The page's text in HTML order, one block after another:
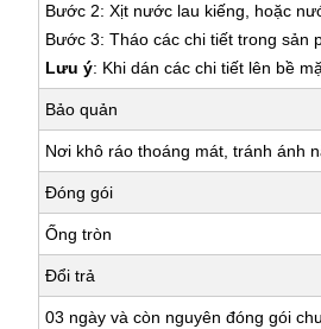
Bước 2: Xịt nước lau kiếng, hoặc
Bước 3: Tháo các chi tiết trong sản
Lưu ý: Khi dán các chi tiết lên bề
Bảo quản
Nơi khô ráo thoáng mát, tránh ánh
Đóng gói
Ống tròn
Đổi trả
03 ngày và còn nguyên đóng gói